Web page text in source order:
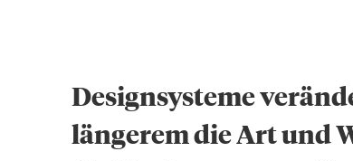
Designsysteme
längerem die Art und